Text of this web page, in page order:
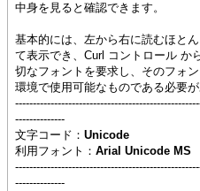
中身を見ると確認できます。
基本的には、左から右に読むほと
て表示でき、Curl コントロール か
切なフォントを要求し、そのフォ
環境で使用可能なものである必要が
--------------
文字コード： Unicode
利用フォント： Arial Unicode MS
--------------